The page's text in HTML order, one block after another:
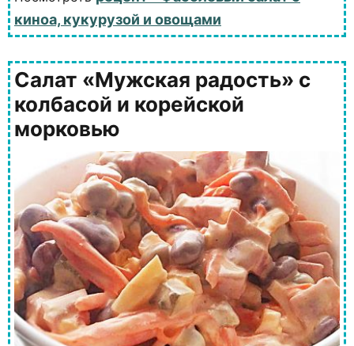
киноа, кукурузой и овощами
Салат «Мужская радость» с
колбасой и корейской
морковью